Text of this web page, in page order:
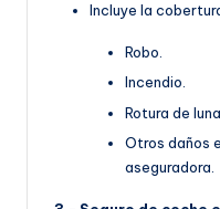
Incluye la
Robo.
Incendio.
Rotura de
Otros daños
aseguradora.